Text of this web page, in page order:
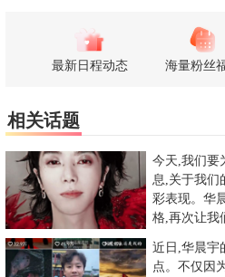
最新日程动态 海量粉丝
相关话题
今天,我们要
息,关于我们
彩表现。华
格,再次让我
近日,华晨宇
点。不仅因